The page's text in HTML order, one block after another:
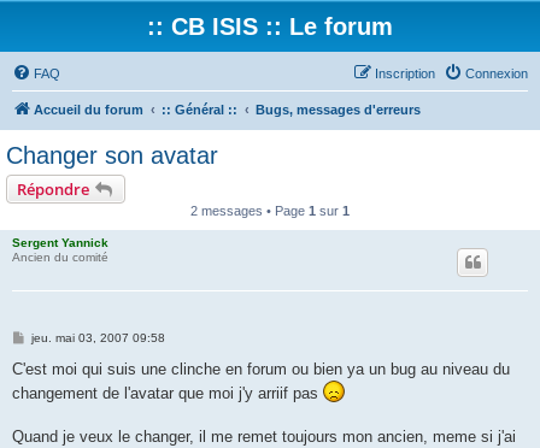
:: CB ISIS :: Le forum
FAQ Connexion
Inscription
Accueil du forum :: Général :: Bugs, messages d'erreurs
Changer son avatar
Répondre
2 messages • Page 1 sur 1
Sergent Yannick
Ancien du comité
M
s
a
jeu. mai 03, 2007 09:58
C'est moi qui suis une clinche en forum ou bien ya un bug au niveau du
changement de l'avatar que moi j'y arriif pas
Quand je veux le changer, il me remet toujours mon ancien, meme si j'ai